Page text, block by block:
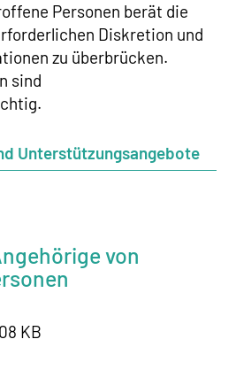
Personen berät die
Diskretion und
zu überbrücken.
sind
Unterstützungsangebote
von
KB